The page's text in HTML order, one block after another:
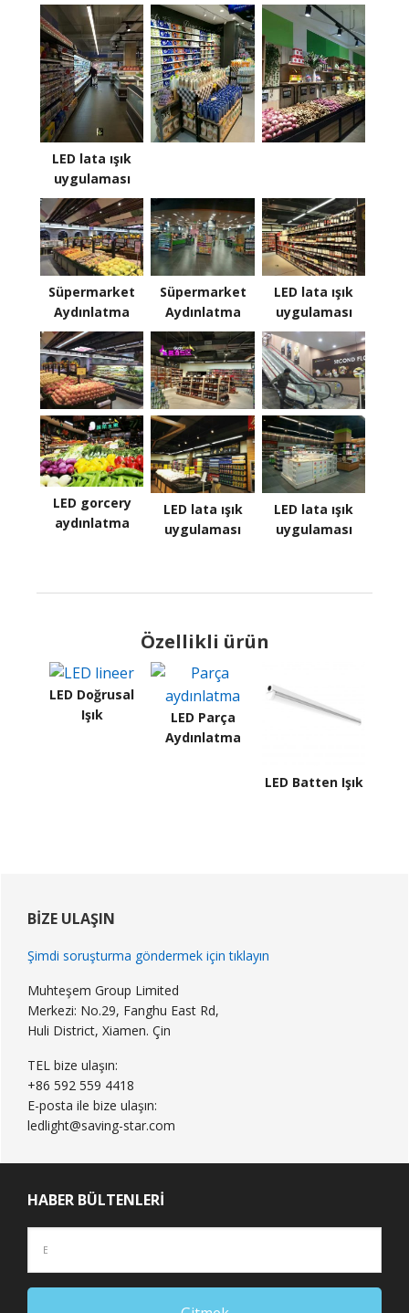
LED lata ışık
uygulaması
Süpermarket
Aydınlatma
Süpermarket
Aydınlatma
LED lata ışık
uygulaması
LED gorcery
aydınlatma
LED lata ışık
uygulaması
LED lata ışık
uygulaması
Özellikli ürün
LED Doğrusal
Işık
LED Parça
Aydınlatma
LED Batten Işık
Kenar
Çubuğu
BIZE ULAŞIN
Şimdi soruşturma göndermek için tıklayın
Muhteşem Group Limited
Merkezi: No.29, Fanghu East Rd,
Huli District, Xiamen. Çin
TEL bize ulaşın:
+86 592 559 4418
E-posta ile bize ulaşın:
ledlight@saving-star.com
HABER BÜLTENLERI